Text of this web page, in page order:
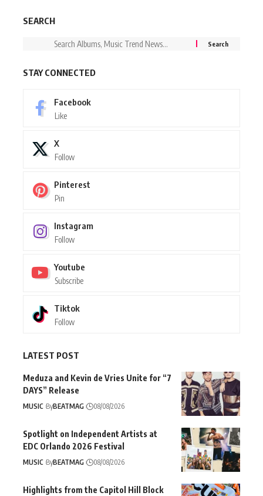
SEARCH
STAY CONNECTED
Facebook
Like
X
Follow
Pinterest
Pin
Instagram
Follow
Youtube
Subscribe
Tiktok
Follow
LATEST POST
Meduza and Kevin de Vries Unite for “7
DAYS” Release
MUSIC ByBEATMAG 08/08/2026
Spotlight on Independent Artists at
EDC Orlando 2026 Festival
MUSIC ByBEATMAG 08/08/2026
Highlights from the Capitol Hill Block